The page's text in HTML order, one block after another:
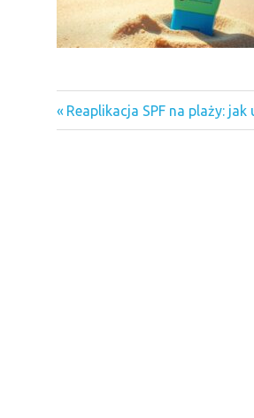
Nawigacja
Previous
Post:
Reaplikacja SPF na plaży: